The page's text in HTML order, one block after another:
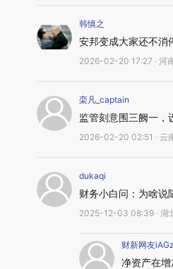
韩慎之
安邦变成大家还不消
2026-02-20 17:27 · 河
栾凡_captain
监管刻意围三阙一，
2026-02-20 02:51 · 云
dukaqi
财务小白问：为啥说
2025-12-03 08:39 · 湖
财新网友
净资产在增